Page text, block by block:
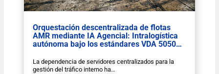
Orquestación descentralizada de flotas
AMR mediante IA Agencial: Intralogística
autónoma bajo los estándares VDA 5050…
La dependencia de servidores centralizados para la
gestión del tráfico interno ha…